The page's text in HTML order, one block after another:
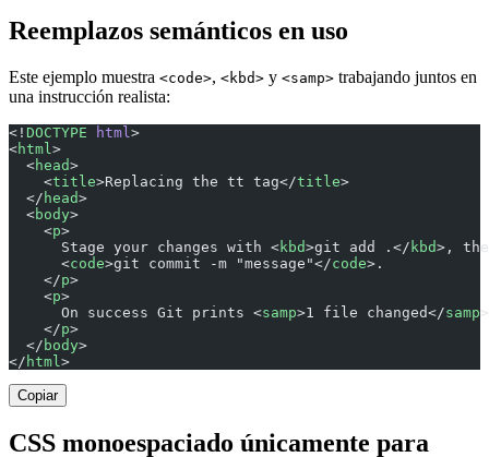
Reemplazos semánticos en uso
Este ejemplo muestra <code>, <kbd> y <samp> trabajando juntos en
una instrucción realista:
<! DOCTYPE html >
<html >
  <
head>
    <
title>Replacing the tt tag</title>
  </
head>
  <
body>
    <
p>
      Stage your changes with <
kbd>git add .</ kbd>,
      <
code>git commit -m "message"</code>.
    </
p>
    <
p>
      On success Git prints <
samp>1 file changed</samp
    </
p>
  </
body>
</ html >
Copiar
CSS monoespaciado únicamente para